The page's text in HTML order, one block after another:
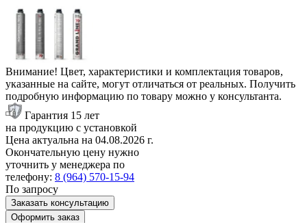
Внимание! Цвет, характеристики и комплектация товаров,
указанные на сайте, могут отличаться от реальных. Получить
подробную информацию по товару можно у консультанта.
Гарантия 15 лет
на продукцию с установкой
Цена актуальна на 04.08.2026 г.
Окончательную цену нужно
уточнить у менеджера по
телефону: 8 (964) 570-15-94
По запросу
Заказать консультацию
Оформить заказ